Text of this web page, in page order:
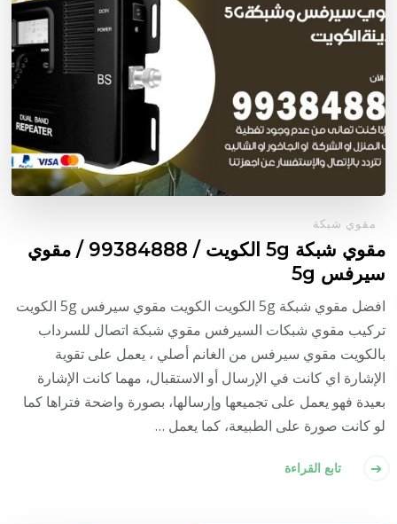
مقوي شبكة
مقوي شبكة 5g الكويت / 99384888 / مقوي
سيرفس 5g
افضل مقوي شبكة 5g الكويت الكويت مقوي سيرفس 5g الكويت
تركيب مقوي شبكات السيرفس مقوي شبكة اتصال للسرداب
بالكويت مقوي سيرفس من الغانم أصلي ، يعمل على تقوية
الإشارة اي كانت في الإرسال أو الاستقبال، مهما كانت الإشارة
بعيدة فهو يعمل على تجميعها وإرسالها، بصورة واضحة فتراها كما
لو كانت صورة على الطبيعة، كما يعمل …
تابع القراءة